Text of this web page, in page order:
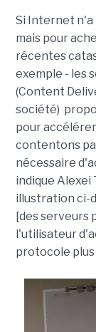
Si Internet n'a
mais pour
récentes
exemple - les
(Content
société)
pour accélérer
contentons
nécessaire
indique Alexei
illustration ci-
[des serveurs
l'utilisateur
protocole